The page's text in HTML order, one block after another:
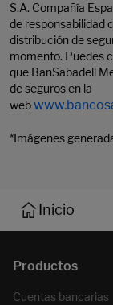
S.A. Compañía
de responsabilidad
distribución de
momento. Puedes
que BanSabadell
de seguros en la
web
*Imágenes
Inicio
Cuentas bancarias